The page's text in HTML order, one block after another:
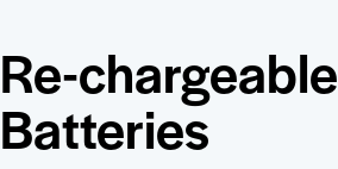
Re-chargeable
Batteries